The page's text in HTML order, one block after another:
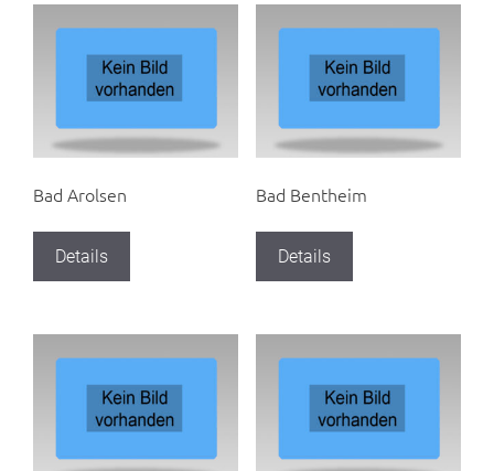
Bad Arolsen
Details
Bad Bentheim
Details